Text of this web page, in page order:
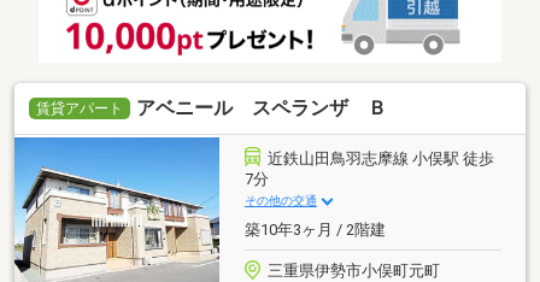
賃貸アパート アベニール スペランザ Ｂ
近鉄山田鳥羽志摩線 小俣駅 徒歩
7分
その他の交通
築10年3ヶ月 / 2階建
三重県伊勢市小俣町元町